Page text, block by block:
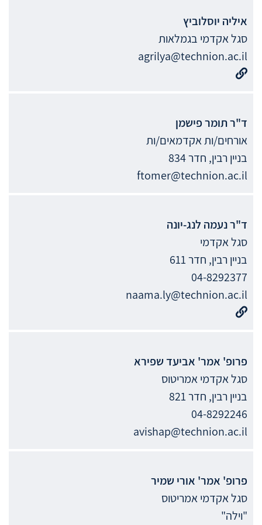
איליה יוסלוביץ
סגל אקדמי בגמלאות
agrilya@technion.ac.il
ד"רתומרפישמן
אורחים/ות אקדמאים/ות
בניין רבין, חדר 834
ftomer@technion.ac.il
ד"רנעמה לנג-יונה
סגל אקדמי
בניין רבין, חדר 611
04-8292377
naama.ly@technion.ac.il
פרופ' אמר' אביעד שפירא
סגל אקדמי אמריטוס
בניין רבין, חדר 821
04-8292246
avishap@technion.ac.il
פרופ' אמר' אורי שמיר
סגל אקדמי אמריטוס
"וילה"